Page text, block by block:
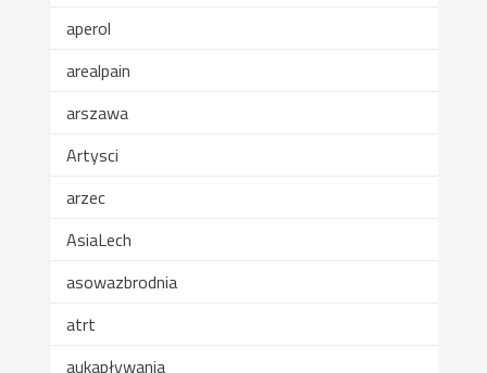
aperol
arealpain
arszawa
Artysci
arzec
AsiaLech
asowazbrodnia
atrt
aukapływania